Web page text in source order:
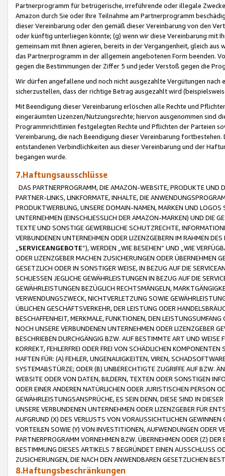
Partnerprogramm für betrügerische, irreführende oder illegale
Amazon durch Sie oder Ihre Teilnahme am Partnerprogramm
dieser Vereinbarung oder den gemäß dieser Vereinbarung von den
oder künftig unterliegen könnte; (g) wenn wir diese Vereinbarung mit
gemeinsam mit Ihnen agieren, bereits in der Vergangenheit, gleich
das Partnerprogramm in der allgemein angebotenen Form beenden.
gegen die Bestimmungen der Ziffer 5 und jeder Verstoß gegen die
Wir dürfen angefallene und noch nicht ausgezahlte Vergütungen
sicherzustellen, dass der richtige Betrag ausgezahlt wird
Mit Beendigung dieser Vereinbarung erlöschen alle Rechte und
eingeräumten Lizenzen/Nutzungsrechte; hiervon ausgenommen sind
Programmrichtlinien festgelegten Rechte und Pflichten der Parteien
Vereinbarung, die nach Beendigung dieser Vereinbarung
entstandenen Verbindlichkeiten aus dieser Vereinbarung und der
begangen wurde.
7.Haftungsausschlüsse
DAS PARTNERPROGRAMM, DIE AMAZON-WEBSITE, PRODUKTE UND
PARTNER-LINKS, LINKFORMATE, INHALTE, DIE
PRODUKTWERBUNG, UNSERE DOMAIN-NAMEN, MARKEN UND
UNTERNEHMEN (EINSCHLIESSLICH DER AMAZON-MARKEN) UND DIE
TEXTE UND SONSTIGE GEWERBLICHE SCHUTZRECHTE,
VERBUNDENEN UNTERNEHMEN ODER LIZENZGEBERN IM RAHMEN
SERVICEANGEBOTE“), WERDEN „WIE BESEHEN“ UND „WIE
ODER LIZENZGEBER MACHEN ZUSICHERUNGEN ODER ÜBERNEHMEN
GESETZLICH ODER IN SONSTIGER WEISE, IN BEZUG AUF DIE
SCHLIESSEN JEGLICHE GEWÄHRLEISTUNGEN IN BEZUG AUF DIE
GEWÄHRLEISTUNGEN BEZÜGLICH RECHTSMÄNGELN,
VERWENDUNGSZWECK, NICHTVERLETZUNG SOWIE
ÜBLICHEN GESCHÄFTSVERKEHR, DER LEISTUNG ODER
BESCHAFFENHEIT, MERKMALE, FUNKTIONEN, DEN
NOCH UNSERE VERBUNDENEN UNTERNEHMEN ODER LIZENZGEBER
BESCHRIEBEN DURCHGÄNGIG BZW. AUF BESTIMMTE ART UND
KORREKT, FEHLERFREI ODER FREI VON SCHÄDLICHEN
HAFTEN FÜR: (A) FEHLER, UNGENAUIGKEITEN, VIREN,
SYSTEMABSTÜRZE; ODER (B) UNBERECHTIGTE ZUGRIFFE AUF BZW.
WEBSITE ODER VON DATEN, BILDERN, TEXTEN ODER SONSTIGEN
ODER EINER ANDEREN NATÜRLICHEN ODER JURISTISCHEN PERSON
GEWÄHRLEISTUNGSANSPRÜCHE, ES SEIN DENN, DIESE SIND IN
UNSERE VERBUNDENEN UNTERNEHMEN ODER LIZENZGEBER FÜR
AUFGRUND (X) DES VERLUSTS VON VORAUSSICHTLICHEN
VORTEILEN SOWIE (Y) VON INVESTITIONEN, AUFWENDUNGEN ODER
PARTNERPROGRAMM VORNEHMEN BZW. ÜBERNEHMEN ODER (Z)
BESTIMMUNG DIESES ARTIKELS 7 BEGRÜNDET EINEN AUSSCHLUSS
ZUSICHERUNGEN, DIE NACH DEN ANWENDBAREN GESETZLICHEN
8.Haftungsbeschränkungen